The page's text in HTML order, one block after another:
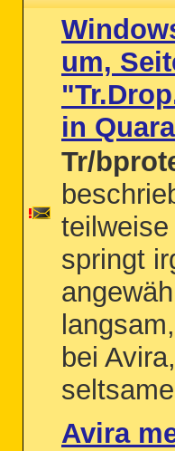
um,
in
Tr/
springt
bei
Avira